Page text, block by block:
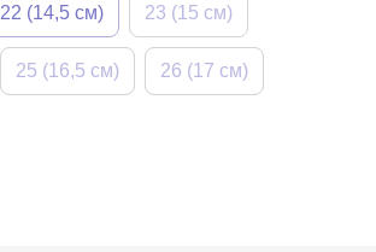
22 (14,5 см) 23 (15 см)
25 (16,5 см) 26 (17 см)